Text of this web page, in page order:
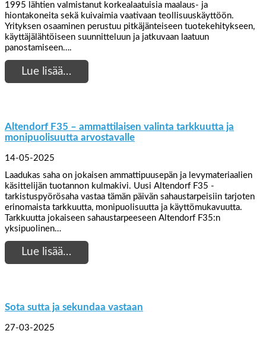
1995 lähtien valmistanut korkealaatuisia maalaus- ja
hiontakoneita sekä kuivaimia vaativaan teollisuuskäyttöön.
Yrityksen osaaminen perustuu pitkäjänteiseen tuotekehitykseen,
käyttäjälähtöiseen suunnitteluun ja jatkuvaan laatuun
panostamiseen….
Lue lisää…
Altendorf F35 – ammattilaisen valinta tarkkuutta ja
monipuolisuutta arvostavalle
14-05-2025
Laadukas saha on jokaisen ammattipuusepän ja levymateriaalien
käsittelijän tuotannon kulmakivi. Uusi Altendorf F35 -
tarkistuspyörösaha vastaa tämän päivän sahaustarpeisiin tarjoten
erinomaista tarkkuutta, monipuolisuutta ja käyttömukavuutta.
Tarkkuutta jokaiseen sahaustarpeeseen Altendorf F35:n
yksipuolinen…
Lue lisää…
Sota sutta ja sekundaa vastaan
27-03-2025